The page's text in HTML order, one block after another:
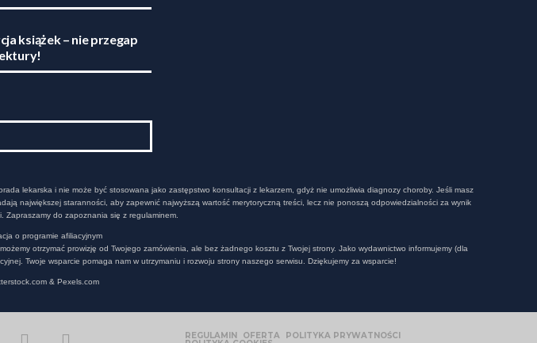
książek – nie przegap
lekarska i nie może być stosowana jako zastępstwo konsultacji z lekarzem, gdyż nie umożliwia diagnozy choroby. Jeśli masz
największej staranności, aby zapewnić najwyższą wartość merytoryczną treści, lecz nie ponoszą odpowiedzialności za wynik
do zapoznania się z regulaminem.
o programie afiliacyjnym
otrzymać prowizję od Twojego zamówienia, ale bez żadnego kosztu z Twojej strony. Jako wydawnictwo informujemy (dla
Twoje wsparcie pomaga nam w utrzymaniu i rozwoju strony naszego serwisu. Dziękujemy za wsparcie!
& Pexels.com
REGULAMIN OFERTA POLITYKA PRYWATNOŚCI